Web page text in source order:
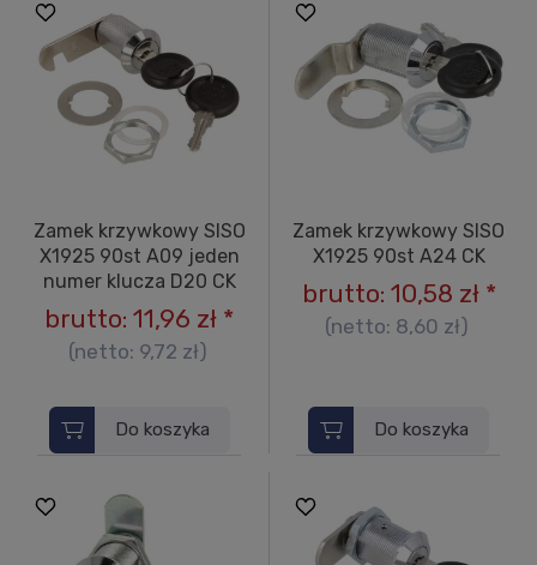
Zamek krzywkowy SISO
X1925 90st A09 jeden
numer klucza D20 CK
brutto: 11,96 zł *
(netto: 9,72 zł)
Do koszyka
Zamek krzywkowy SISO
X1925 90st A24 CK
brutto: 10,58 zł*
(netto: 8,60 zł)
Do koszyka